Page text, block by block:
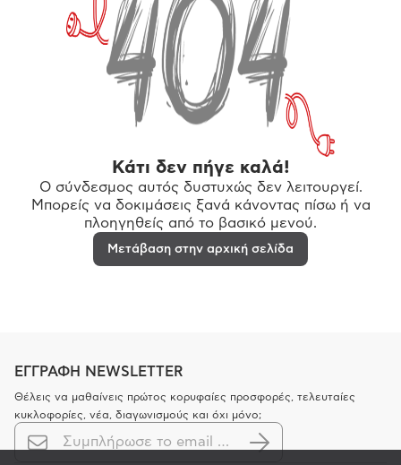
Κάτι δεν πήγε καλά!
Ο σύνδεσμος αυτός δυστυχώς δεν λειτουργεί.
Μπορείς να δοκιμάσεις ξανά κάνοντας πίσω ή να
πλοηγηθείς από το βασικό μενού.
Μετάβαση στην αρχική σελίδα
ΕΓΓΡΑΦΗ NEWSLETTER
Θέλεις να μαθαίνεις πρώτος κορυφαίες προσφορές, τελευταίες
κυκλοφορίες, νέα, διαγωνισμούς και όχι μόνο;